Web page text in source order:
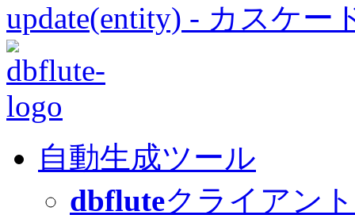
update(entity) - カスケー
自動生成ツール
dbfluteクライアント